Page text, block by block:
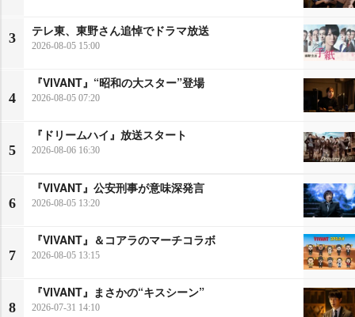
3
テレ東、東野さん追悼でドラマ放送
2026-08-05 15:00
4
『VIVANT』“昭和の大スター”登場
2026-08-05 07:20
5
『ドリームハイ』放送スタート
2026-08-06 16:30
6
『VIVANT』公安刑事が意味深発言
2026-08-05 13:20
7
『VIVANT』＆コアラのマーチコラボ
2026-08-05 13:15
8
『VIVANT』まさかの“キスシーン”
2026-07-31 14:10